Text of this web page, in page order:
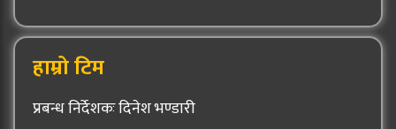
हाम्रो टिम
प्रबन्ध निर्देशकः दिनेश भण्डारी